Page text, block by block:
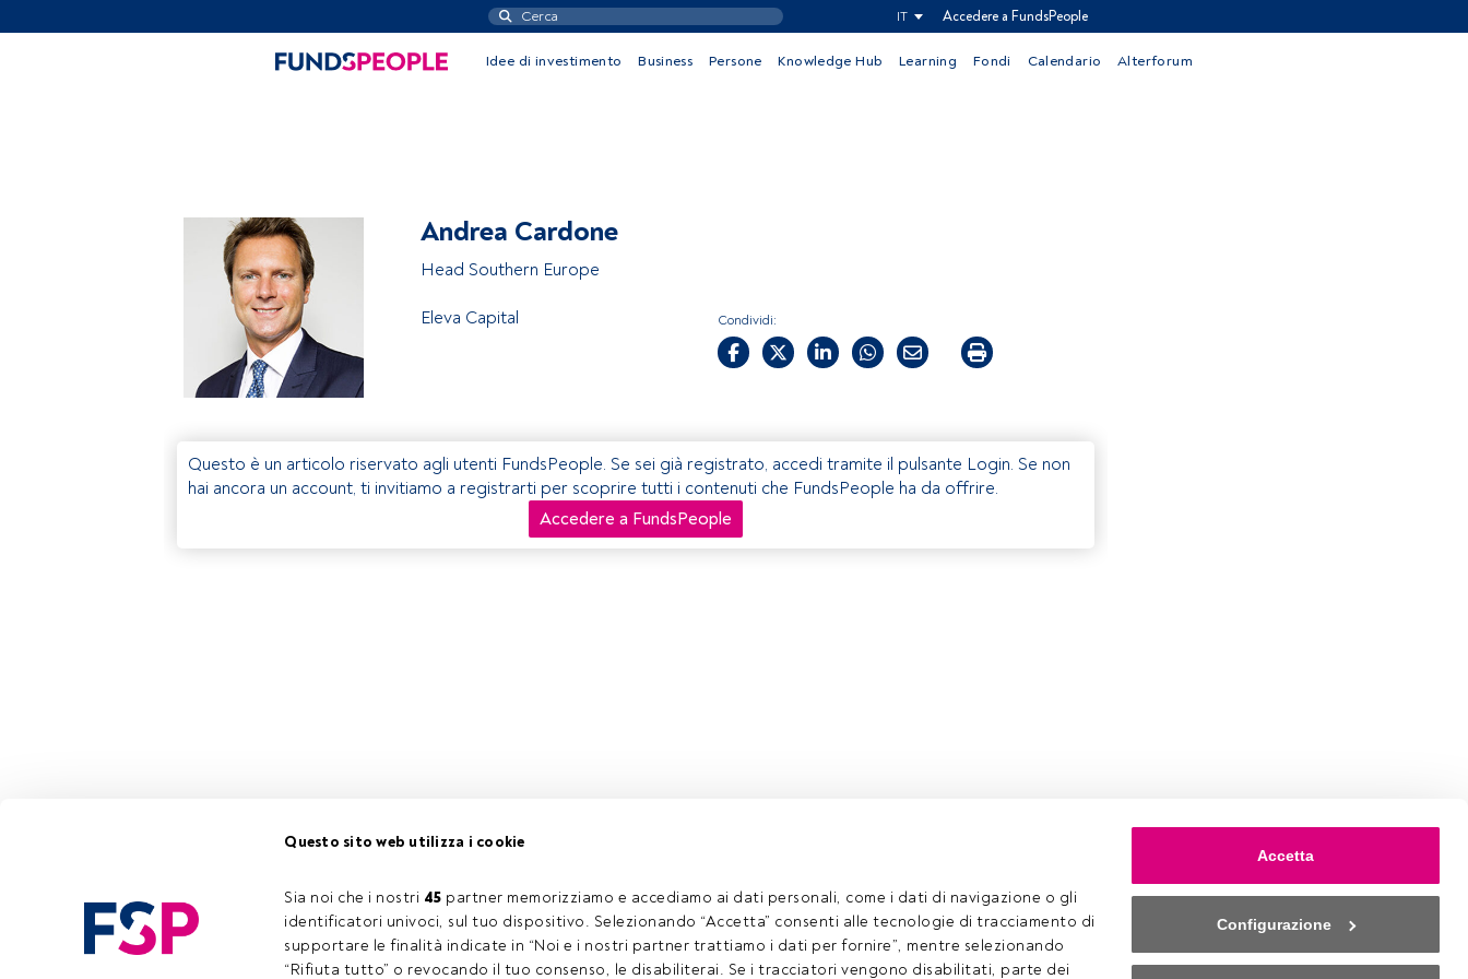
Questo sito web utilizza i cookie
Sia noi che i nostri 45 partner memorizziamo e accediamo ai dati personali, come i dati di navigazione o gli
identificatori univoci, sul tuo dispositivo. Selezionando “Accetta” consenti alle tecnologie di tracciamento di
supportare le finalità indicate in “Noi e i nostri partner trattiamo i dati per fornire”, mentre selezionando
“Rifiuta tutto” o revocando il tuo consenso, le disabiliterai. Se i tracciatori vengono disabilitati, parte dei
Accetta
Configurazione
IT Accedere a FundsPeople
Idee di investimento Business Persone Knowledge Hub Learning Fondi Calendario Alterforum
Andrea Cardone
Head Southern Europe
Eleva Capital Condividi:
Questo è un articolo riservato agli utenti FundsPeople. Se sei già registrato, accedi tramite il pulsante Login. Se non
hai ancora un account, ti invitiamo a registrarti per scoprire tutti i contenuti che FundsPeople ha da offrire.
Accedere a FundsPeople